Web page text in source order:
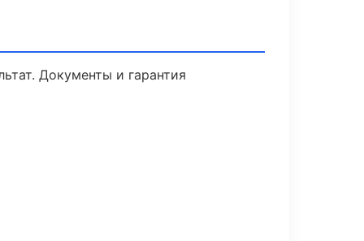
Документы и гарантия